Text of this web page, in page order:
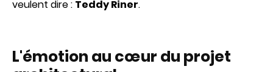
veulent dire : Teddy Riner.
L'émotion au cœur du projet